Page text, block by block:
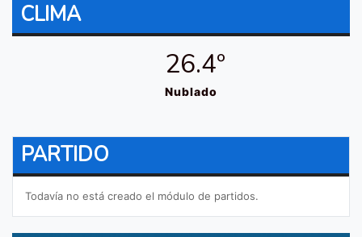
CLIMA
26.4º
Nublado
PARTIDO
Todavía no está creado el módulo de partidos.